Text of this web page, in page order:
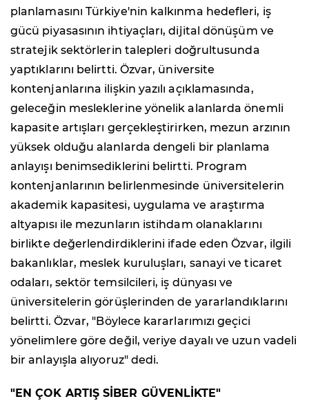
planlamasını Türkiye'nin kalkınma hedefleri, iş
gücü piyasasının ihtiyaçları, dijital dönüşüm ve
stratejik sektörlerin talepleri doğrultusunda
yaptıklarını belirtti. Özvar, üniversite
kontenjanlarına ilişkin yazılı açıklamasında,
geleceğin mesleklerine yönelik alanlarda önemli
kapasite artışları gerçekleştirirken, mezun arzının
yüksek olduğu alanlarda dengeli bir planlama
anlayışı benimsediklerini belirtti. Program
kontenjanlarının belirlenmesinde üniversitelerin
akademik kapasitesi, uygulama ve araştırma
altyapısı ile mezunların istihdam olanaklarını
birlikte değerlendirdiklerini ifade eden Özvar, ilgili
bakanlıklar, meslek kuruluşları, sanayi ve ticaret
odaları, sektör temsilcileri, iş dünyası ve
üniversitelerin görüşlerinden de yararlandıklarını
belirtti. Özvar, "Böylece kararlarımızı geçici
yönelimlere göre değil, veriye dayalı ve uzun vadeli
bir anlayışla alıyoruz" dedi.
"EN ÇOK ARTIŞ SİBER GÜVENLİKTE"